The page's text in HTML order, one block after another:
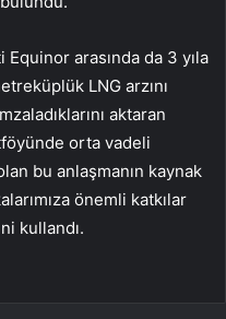
arasında da 3 yıla
LNG arzını
aktaran
orta vadeli
bu anlaşmanın kaynak
önemli katkılar
kullandı.